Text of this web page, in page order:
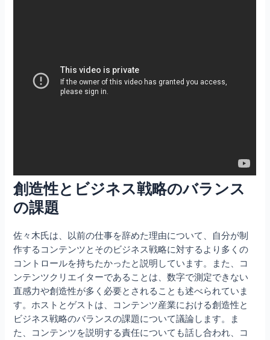
創造性とビジネス戦略のバランス
の課題
佐々木氏は、以前の仕事を辞めた理由について、自分が制
作するコンテンツとそのビジネス戦略に対するより多くの
コントロールを持ちたかったと説明しています。また、コ
ンテンツクリエイターであることは、数字で測定できない
直感力や創造性が多く必要とされることも述べられていま
す。ホストとゲストは、コンテンツ産業における創造性と
ビジネス戦略のバランスの課題について議論します。ま
た、コンテンツを説明する責任についても話し合われ、コ